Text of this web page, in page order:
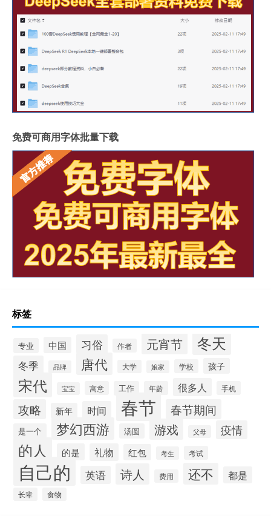
免费可商用字体批量下载
标签
专业 中国 习俗 作者 元宵节 冬天
冬季 品牌 唐代 大学 娘家 学校 孩子
宋代 宝宝 寓意 工作 年龄 很多人 手机
攻略 新年 时间 春节 春节期间
是一个 梦幻西游 汤圆 游戏 父母 疫情
的人 的是 礼物 红包 考生 考试
自己的 英语 诗人 费用 还不 都是
长辈 食物